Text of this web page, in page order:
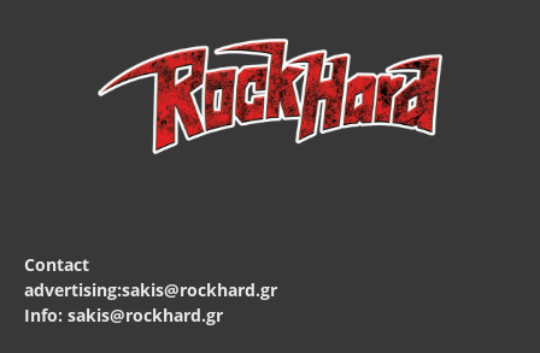
Contact
advertising:sakis@rockhard.gr
Info: sakis@rockhard.gr